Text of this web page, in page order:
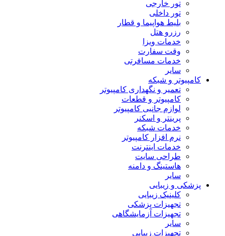
تور خارجی
تور داخلی
بلیط هواپیما و قطار
رزرو هتل
خدمات ویزا
وقت سفارت
خدمات مسافرتی
سایر
کامپیوتر و شبکه
تعمیر و نگهداری کامپیوتر
کامپیوتر و قطعات
لوازم جانبی کامپیوتر
پرینتر و اسکنر
خدمات شبکه
نرم افزار کامپیوتر
خدمات اینترنت
طراحی سایت
هاستینگ و دامنه
سایر
پزشکی و زیبایی
کلینیک زیبایی
تجهیزات پزشکی
تجهیزات آزمایشگاهی
سایر
تجهیزات زیبایی